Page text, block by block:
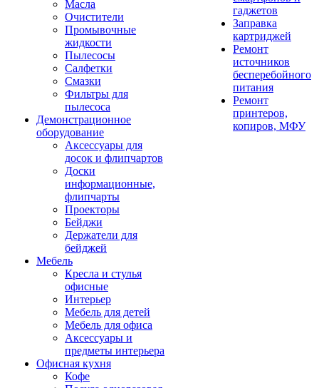
Масла
Очистители
Промывочные
жидкости
Пылесосы
Салфетки
Смазки
Фильтры для
пылесоса
Демонстрационное
оборудование
Аксессуары для
досок и флипчартов
Доски
информационные,
флипчарты
Проекторы
Бейджи
Держатели для
бейджей
Мебель
Кресла и стулья
офисные
Интерьер
Мебель для детей
Мебель для офиса
Аксессуары и
предметы интерьера
Офисная кухня
Кофе
гаджетов
Заправка
картриджей
Ремонт
источников
бесперебойного
питания
Ремонт
принтеров,
копиров, МФУ